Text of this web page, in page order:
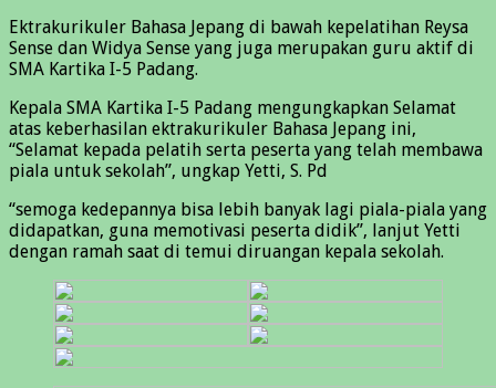
Ektrakurikuler Bahasa Jepang di bawah kepelatihan Reysa
Sense dan Widya Sense yang juga merupakan guru aktif di
SMA Kartika I-5 Padang.
Kepala SMA Kartika I-5 Padang mengungkapkan Selamat
atas keberhasilan ektrakurikuler Bahasa Jepang ini,
“Selamat kepada pelatih serta peserta yang telah membawa
piala untuk sekolah”, ungkap Yetti, S. Pd
“semoga kedepannya bisa lebih banyak lagi piala-piala yang
didapatkan, guna memotivasi peserta didik”, lanjut Yetti
dengan ramah saat di temui diruangan kepala sekolah.